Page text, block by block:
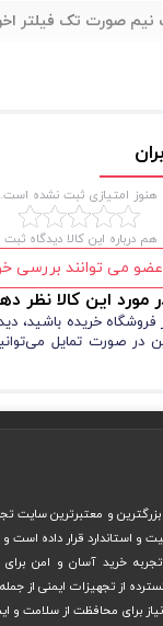
نیم صورت تک فیلتر
اخوان مزایای زیادی
و طول عمر بالا
پوست‌های حساس
برای فیت بهتر
ایمنی
باکتری‌ها نیاز به
ماسک اخوان گزینه‌ای
آلوده است. حتی می
کنید.
صورت تک فیلتر اخوان
هنوز امتیازی ثبت نشده است.
درباره این کالا دیدگاه
عضو می توانند بررسی
این کالا نظر
فروشگاه خریده باشید،
در صورت تمایل
و معتبرترین سایت
و استاندارد قرار داده است
تجربه خرید آسان و امن
از تجهیزات ایمنی از
برای محافظت از سلامت و